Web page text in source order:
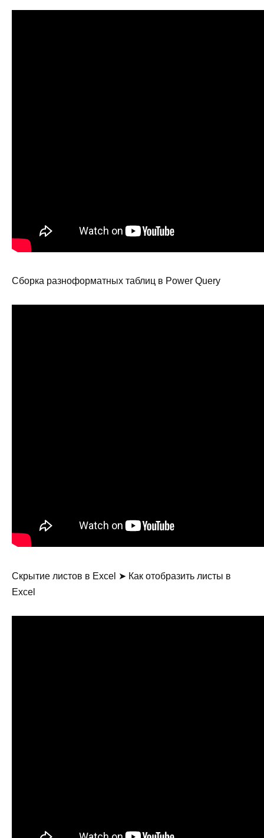
Сборка разноформатных таблиц в Power Query
Скрытие листов в Excel ➤ Как отобразить листы в
Excel